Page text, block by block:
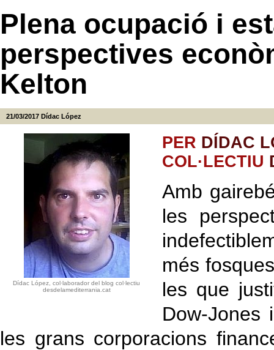
Plena ocupació i
perspectives
Kelton
21/03/2017 Dídac López
Dídac López, col·laborador del blog col·lectiu
desdelamediterrania.cat
PER DÍDAC
COL·LECTIU
Amb
les
més
les que
Dow-Jones
les grans corporacions